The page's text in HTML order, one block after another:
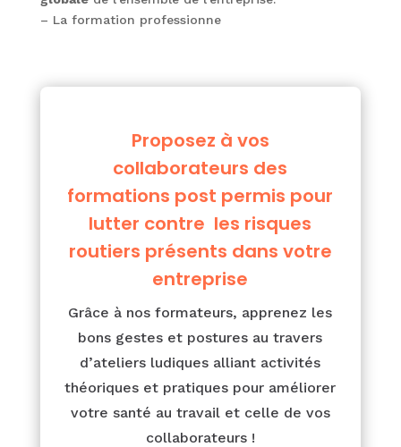
– La formation professionne
Proposez à vos
collaborateurs des
formations post permis pour
lutter contre les risques
routiers présents dans votre
entreprise
Grâce à nos formateurs, apprenez les
bons gestes et postures au travers
d’ateliers ludiques alliant activités
théoriques et pratiques pour améliorer
votre santé au travail et celle de vos
collaborateurs !